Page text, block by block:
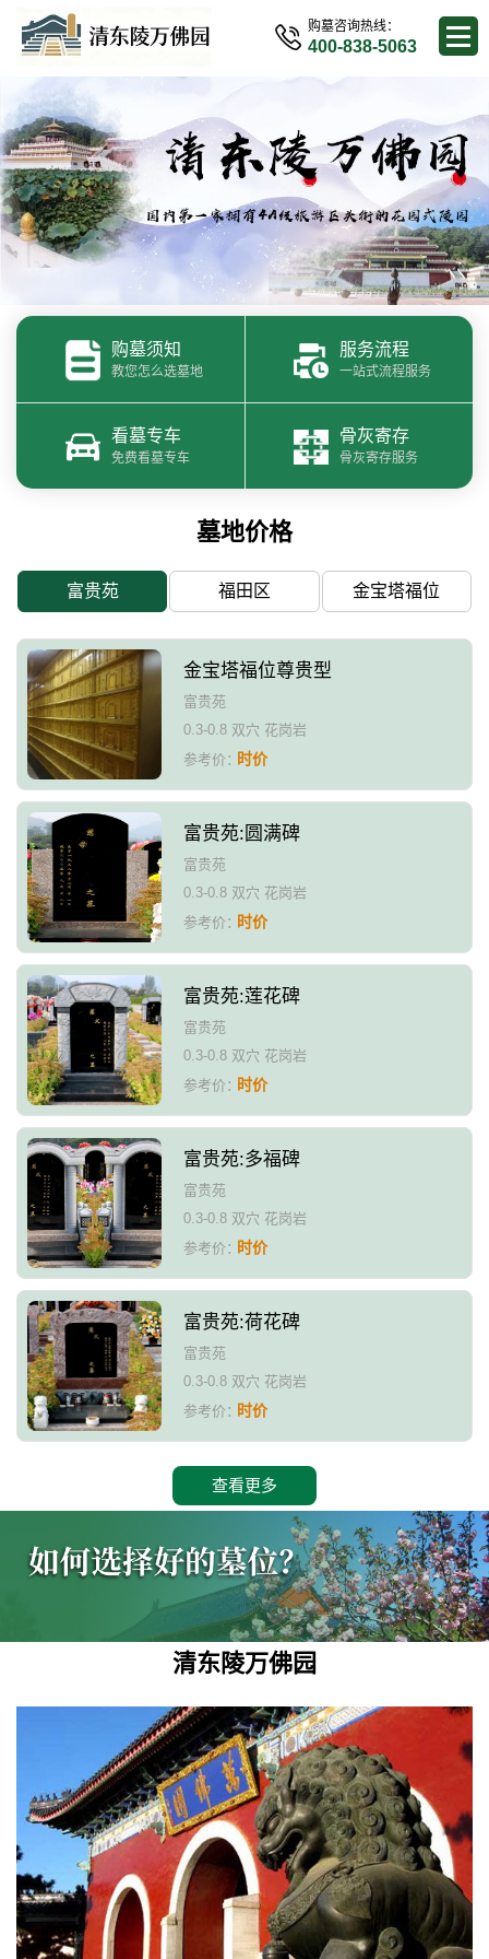
购墓咨询热线：
400-838-5063
购墓须知
教您怎么选墓地
服务流程
一站式流程服务
看墓专车
免费看墓专车
骨灰寄存
骨灰寄存服务
墓地价格
富贵苑 福田区 金宝塔福位
金宝塔福位尊贵型
富贵苑
0.3-0.8 双穴 花岗岩
参考价：时价
富贵苑:圆满碑
富贵苑
0.3-0.8 双穴 花岗岩
参考价：时价
富贵苑:莲花碑
富贵苑
0.3-0.8 双穴 花岗岩
参考价：时价
富贵苑:多福碑
富贵苑
0.3-0.8 双穴 花岗岩
参考价：时价
富贵苑:荷花碑
富贵苑
0.3-0.8 双穴 花岗岩
参考价：时价
查看更多
清东陵万佛园